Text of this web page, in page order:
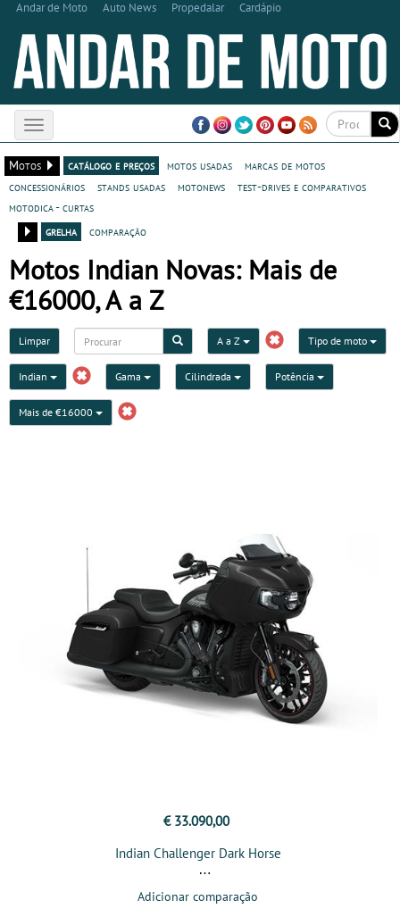
Andar de Moto Auto News Propedalar Cardápio
Toggle
navigation
Motos
catálogo e preços motos usadas
marcas de motos
concessionários
stands usadas motonews
test-drives e comparativos
motodica - curtas
grelha
comparação
Motos Indian Novas: Mais de
€16000, A a Z
Limpar A a Z Tipo de moto
Indian Gama Cilindrada Potência
Mais de €16000
€ 33.090,00
Indian Challenger Dark Horse
Adicionar comparação